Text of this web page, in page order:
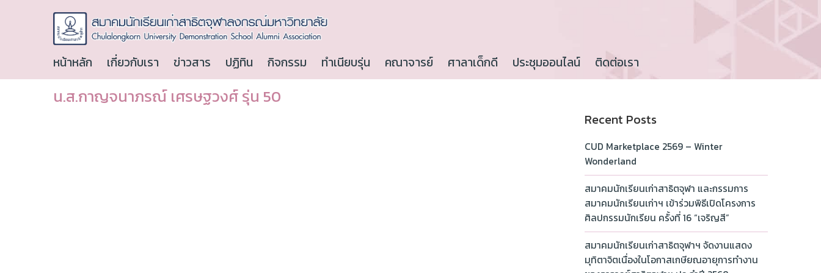
หน้าหลัก เกี่ยวกับเรา ข่าวสาร ปฏิทิน กิจกรรม ทำเนียบรุ่น คณาจารย์ ศาลาเด็กดี ประชุมออนไลน์ ติดต่อเรา
น.ส.กาญจนาภรณ์ เศรษฐวงศ์ รุ่น 50
Recent Posts
CUD Marketplace 2569 – Winter
Wonderland
สมาคมนักเรียนเก่าสาธิตจุฬา และกรรมการ
สมาคมนักเรียนเก่าฯ เข้าร่วมพิธีเปิดโครงการ
ศิลปกรรมนักเรียน ครั้งที่ 16 “เจริญสี”
สมาคมนักเรียนเก่าสาธิตจุฬาฯ จัดงานแสดง
มุทิตาจิตเนื่องในโอกาสเกษียณอายุการทำงาน